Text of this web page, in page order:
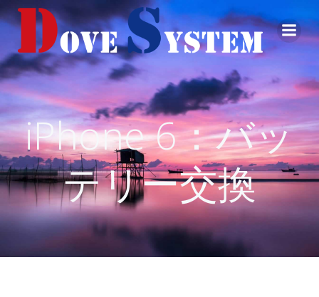
コ
ン
テ
へ
ス
キ
ッ
プ
iPhone 6：バッ
テリー交換